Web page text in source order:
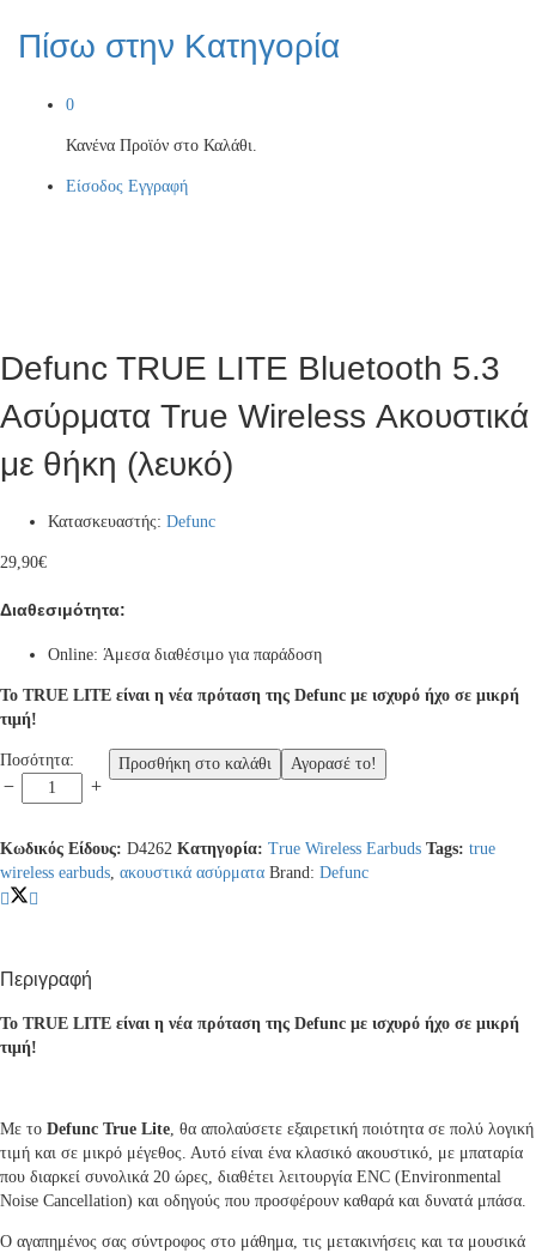
Πίσω στην Κατηγορία
0
Κανένα Προϊόν στο Καλάθι.
Είσοδος Εγγραφή
Defunc TRUE LITE Bluetooth 5.3
Ασύρματα True Wireless Ακουστικά
με θήκη (λευκό)
Κατασκευαστής: Defunc
29,90€
Διαθεσιμότητα:
Online: Άμεσα διαθέσιμο για παράδοση
Το TRUE LITE είναι η νέα πρόταση της Defunc με ισχυρό ήχο σε μικρή
τιμή!
Defunc
TRUE
LITE
5.3
Ασύρματα
True
με
(λευκό)
quantity
Ποσότητα: Προσθήκη στο καλάθι Αγορασέ το!
Κωδικός Είδους: D4262 Κατηγορία: Τrue Wireless Earbuds Tags: true
wireless earbuds, ακουστικά ασύρματα Brand: Defunc
Περιγραφή
Το TRUE LITE είναι η νέα πρόταση της Defunc με ισχυρό ήχο σε μικρή
τιμή!
Με το Defunc True Lite, θα απολαύσετε εξαιρετική ποιότητα σε πολύ λογική
τιμή και σε μικρό μέγεθος. Αυτό είναι ένα κλασικό ακουστικό, με μπαταρία
που διαρκεί συνολικά 20 ώρες, διαθέτει λειτουργία ENC (Environmental
Noise Cancellation) και οδηγούς που προσφέρουν καθαρά και δυνατά μπάσα.
Ο αγαπημένος σας σύντροφος στο μάθημα, τις μετακινήσεις και τα μουσικά